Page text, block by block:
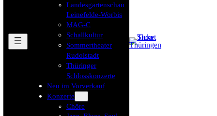
Landesgartenschau
Leinefelde-Worbis
MAG-C
Schallkultur
Sommertheater
Rudolstadt
Thüringer
Schlosskonzerte
Neu im Vorverkauf
Konzerte
Chöre